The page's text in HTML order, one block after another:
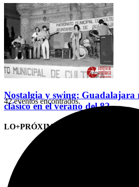
Nostalgia y swing: Guadalajara
clásico en el verano del 82
LO+PRÓXIMO (CITAS)
42 eventos encontrados.